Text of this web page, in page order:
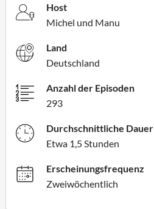
Host
Michel und Manu
Land
Deutschland
Anzahl der Episoden
293
Durchschnittliche Dauer
Etwa 1,5 Stunden
Erscheinungsfrequenz
Zweiwöchentlich